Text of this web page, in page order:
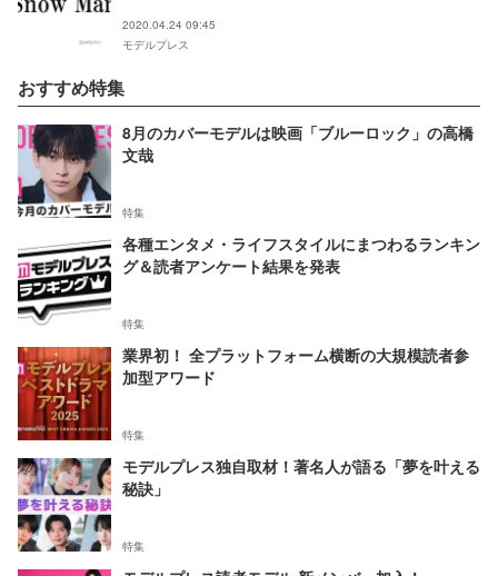
2020.04.24 09:45
モデルプレス
おすすめ特集
8月のカバーモデルは映画「ブルーロック」の高橋
文哉
特集
各種エンタメ・ライフスタイルにまつわるランキン
グ＆読者アンケート結果を発表
特集
業界初！ 全プラットフォーム横断の大規模読者参
加型アワード
特集
モデルプレス独自取材！著名人が語る「夢を叶える
秘訣」
特集